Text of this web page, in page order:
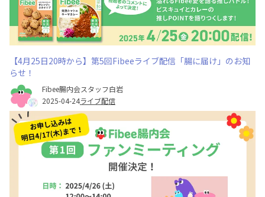
【4月25日20時から】第5回Fibeeライブ配信「腸に届け」のお知
らせ！
Fibee腸内会スタッフ白岩
2025-04-24ライブ配信